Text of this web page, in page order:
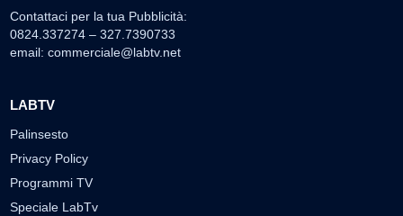
Contattaci per la tua Pubblicità:
0824.337274 – 327.7390733
email: commerciale@labtv.net
LABTV
Palinsesto
Privacy Policy
Programmi TV
Speciale LabTv